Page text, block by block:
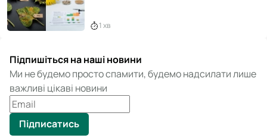
1 хв
Підпишіться на наші новини
Ми не будемо просто спамити, будемо надсилати лише
важливі цікаві новини
Підписатись